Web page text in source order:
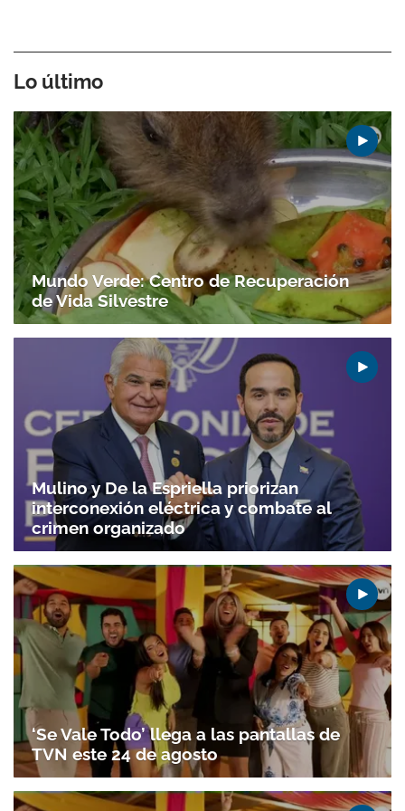
Lo último
Mundo Verde: Centro de Recuperación
de Vida Silvestre
Mulino y De la Espriella priorizan
interconexión eléctrica y combate al
crimen organizado
‘Se Vale Todo’ llega a las pantallas de
TVN este 24 de agosto